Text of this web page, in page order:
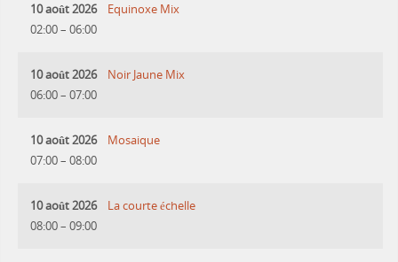
10 août 2026
02:00– 06:00
Equinoxe Mix
10 août 2026
06:00– 07:00
Noir Jaune Mix
10 août 2026
07:00– 08:00
Mosaique
10 août 2026
08:00– 09:00
La courte échelle